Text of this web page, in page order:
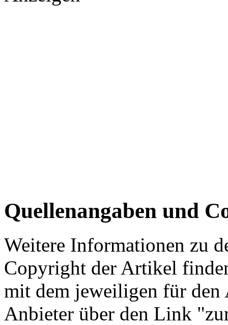
Quellenangaben und
Weitere Informationen zu
Copyright der Artikel
mit dem jeweiligen für
Anbieter über den Link